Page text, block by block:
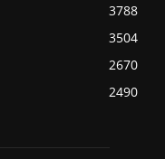
3788
3504
2670
2490